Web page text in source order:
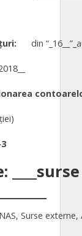
din
Surse externe,